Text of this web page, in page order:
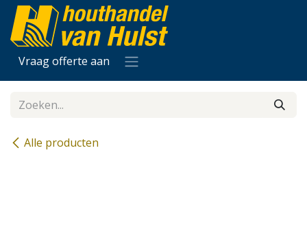
Overslaan naar inhoud
Vraag offerte aan
Alle producten